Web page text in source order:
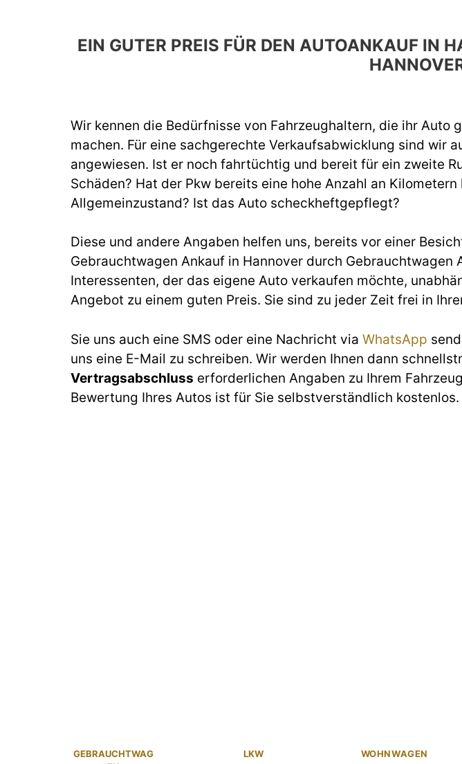
EIN GUTER PREIS FÜR DEN AUTOANKAUF IN
Wir kennen die Bedürfnisse von Fahrzeughaltern, die ihr
machen. Für eine sachgerechte Verkaufsabwicklung sind wir
angewiesen. Ist er noch fahrtüchtig und bereit für ein zweite
Schäden? Hat der Pkw bereits eine hohe Anzahl an
Allgemeinzustand? Ist das Auto scheckheftgepflegt?
Diese und andere Angaben helfen uns, bereits vor einer
Gebrauchtwagen Ankauf in Hannover durch
Interessenten, der das eigene Auto verkaufen möchte,
Angebot zu einem guten Preis. Sie sind zu jeder Zeit frei in
Sie uns auch eine SMS oder eine Nachricht via WhatsApp
uns eine E-Mail zu schreiben. Wir werden Ihnen dann
Vertragsabschluss erforderlichen Angaben zu Ihrem
Bewertung Ihres Autos ist für Sie selbstverständlich kostenlos.
GEBRAUCHTWAG
LKW WOHNWAGEN